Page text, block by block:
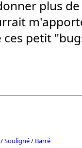
/Souligné/ Barré